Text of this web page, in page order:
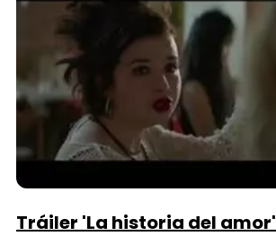
Tráiler 'La historia del amor'